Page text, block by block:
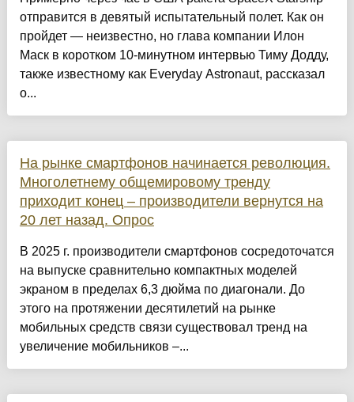
отправится в девятый испытательный полет. Как он
пройдет — неизвестно, но глава компании Илон
Маск в коротком 10-минутном интервью Тиму Додду,
также известному как Everyday Astronaut, рассказал
о...
На рынке смартфонов начинается революция.
Многолетнему общемировому тренду
приходит конец – производители вернутся на
20 лет назад. Опрос
В 2025 г. производители смартфонов сосредоточатся
на выпуске сравнительно компактных моделей
экраном в пределах 6,3 дюйма по диагонали. До
этого на протяжении десятилетий на рынке
мобильных средств связи существовал тренд на
увеличение мобильников –...